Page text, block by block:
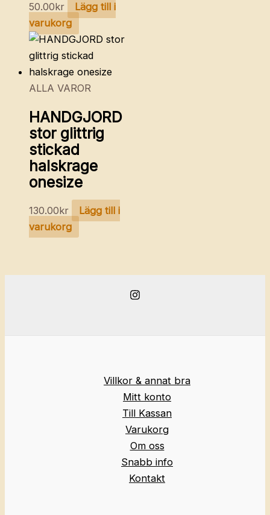
50.00kr
Lägg till i
varukorg
ALLA VAROR
HANDGJORD
stor glittrig
stickad
halskrage
onesize
130.00kr
Lägg till i
varukorg
Villkor & annat bra
Mitt konto
Till Kassan
Varukorg
Om oss
Snabb info
Kontakt